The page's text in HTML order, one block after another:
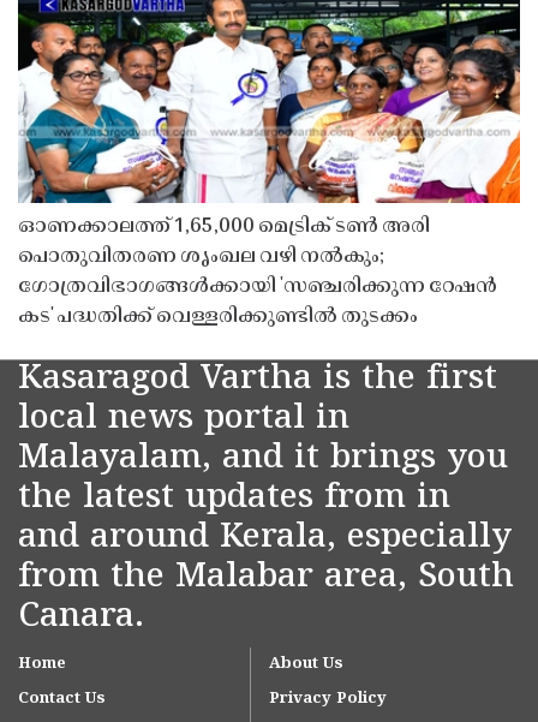
ഓണക്കാലത്ത് 1,65,000 മെട്രിക് ടൺ അരി
പൊതുവിതരണ ശൃംഖല വഴി നൽകും;
ഗോത്രവിഭാഗങ്ങൾക്കായി 'സഞ്ചരിക്കുന്ന റേഷൻ
കട' പദ്ധതിക്ക് വെള്ളരിക്കുണ്ടിൽ തുടക്കം
Kasaragod Vartha is the first
local news portal in
Malayalam, and it brings you
the latest updates from in
and around Kerala, especially
from the Malabar area, South
Canara.
Home
About Us
Contact Us
Privacy Policy